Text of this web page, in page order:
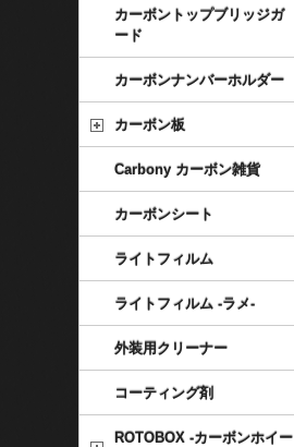
カーボントップブリッジガ
ード
カーボンナンバーホルダー
カーボン板
Carbony カーボン雑貨
カーボンシート
ライトフィルム
ライトフィルム -ラメ-
外装用クリーナー
コーティング剤
ROTOBOX -カーボンホイー